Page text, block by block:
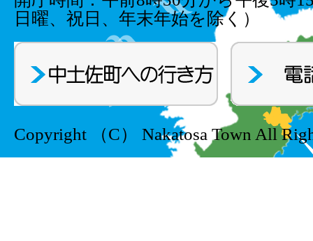
日曜、祝日、年末年始を除く）
Copyright （C） Nakatosa Town All